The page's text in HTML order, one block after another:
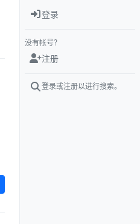
登录
没有帐号？
注册
登录或注册以进行搜索。